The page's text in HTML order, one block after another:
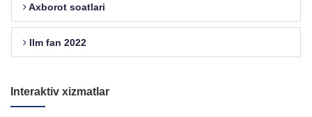
Axborot soatlari
Ilm fan 2022
Interaktiv xizmatlar